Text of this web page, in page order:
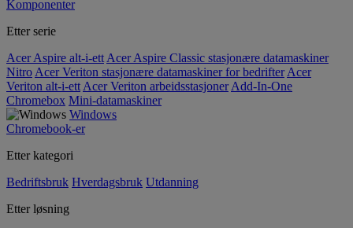
Komponenter
Etter serie
Acer Aspire alt-i-ett Acer Aspire Classic stasjonære datamaskiner
Nitro Acer Veriton stasjonære datamaskiner for bedrifter Acer
Veriton alt-i-ett Acer Veriton arbeidsstasjoner Add-In-One
Chromebox Mini-datamaskiner
Windows
Chromebook-er
Etter kategori
Bedriftsbruk Hverdagsbruk Utdanning
Etter løsning